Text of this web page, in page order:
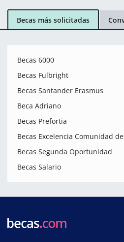
Becas más solicitadas
Becas 6000
Becas Fulbright
Becas Santander Erasmus
Beca Adriano
Becas Prefortia
Becas Excelencia Comunidad
Becas Segunda Oportunidad
Becas Salario